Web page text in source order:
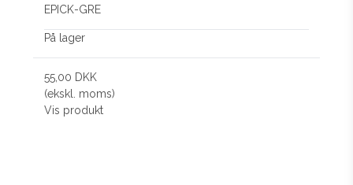
EPICK-GRE
På lager
55,00 DKK
(ekskl. moms)
Vis produkt